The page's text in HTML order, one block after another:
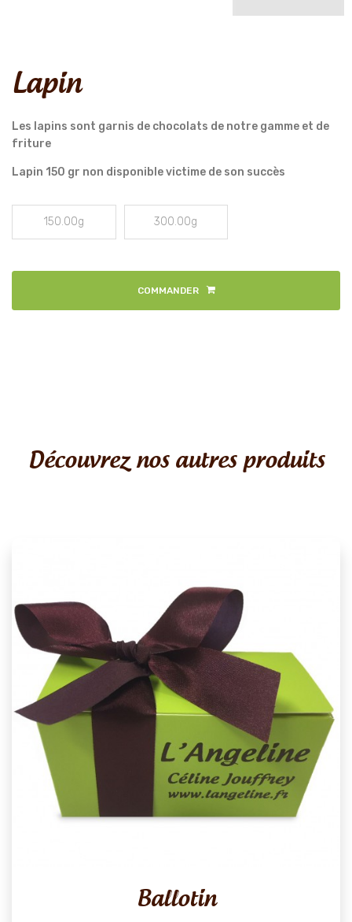
Lapin
Les lapins sont garnis de chocolats de notre gamme et de
friture
Lapin 150 gr non disponible victime de son succès
150.00g 300.00g
COMMANDER
Découvrez nos autres produits
Ballotin